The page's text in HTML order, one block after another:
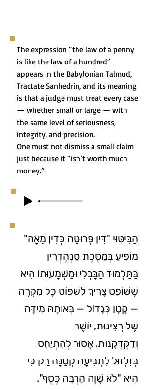
The expression “the law of a penny
is like the law of a hundred”
appears in the Babylonian Talmud,
Tractate Sanhedrin, and its meaning
is that a judge must treat every case
— whether small or large — with
the same level of seriousness,
integrity, and precision.
One must not dismiss a small claim
just because it “isn’t worth much
money.”
הַבִּיטּוּי "דִּין פְּרוּטָה כְּדִין מֵאָה"
מוֹפִיעַ בְּמַסֶּכֶת סַנְהֶדְרִין
בַּתַּלְמוּד הַבָּבְלִי וּמַשְׁמָעוּתוֹ הִיא
שֶׁשּׁוֹפֵט צָרִיךְ לִשְׁפּוֹט כָּל מִקְרֶה
— קָטָן כְּגָדוֹל — בְּאוֹתָהּ מִידָּה
שֶׁל רְצִינוּת, יוֹשֶׁר
וְדַקְדְּקָנוּת. אָסוּר לְהִתְיַחֵס
בְּזִלְזוּל לִתְבִיעָה קְטַנָּה רַק כִּי
הִיא "לֹא שָׁוָה הַרְבֵּה כֶּסֶף".